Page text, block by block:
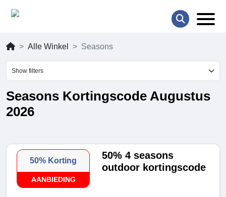
Alle Winkel Seasons
Show filters
Seasons Kortingscode Augustus
2026
50% Korting
AANBIEDING
50% 4 seasons
outdoor kortingscode